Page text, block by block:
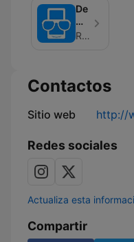
De
Mobiel
vanRadio Veronica
Contactos
Sitio web http://
Redes sociales
Actualiza esta
Compartir